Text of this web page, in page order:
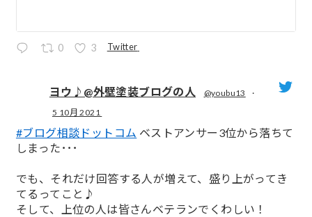
0 3 Twitter
ヨウ♪@外壁塗装ブログの人 @youbu13
·
5 10月 2021
#ブログ相談ドットコム ベストアンサー3位から落ちて
しまった･･･
でも、それだけ回答する人が増えて、盛り上がってき
てるってこと♪
そして、上位の人は皆さんベテランでくわしい！